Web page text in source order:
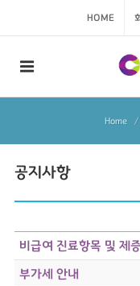
HOME
Home
공지사항
비급여 진료항목 및 제
부가세 안내